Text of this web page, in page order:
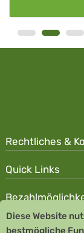
Rechtliches &
Quick Links
Copyright © 2026
Diese Website
bestmögliche